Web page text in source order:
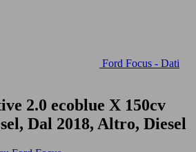
Ford Focus - Dati
2.0 ecoblue X 150cv
Dal 2018, Altro, Diesel